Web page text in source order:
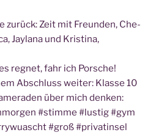
zurück: Zeit mit Freun­den, Che­
Jayla­na und Kris­ti­na,
reg­net, fahr ich Porsche!
Abschluss wei­ter: Klas­se 10
über mich den­ken:
#stim­me #lus­tig #gym
#groß #pri­vat­in­sel